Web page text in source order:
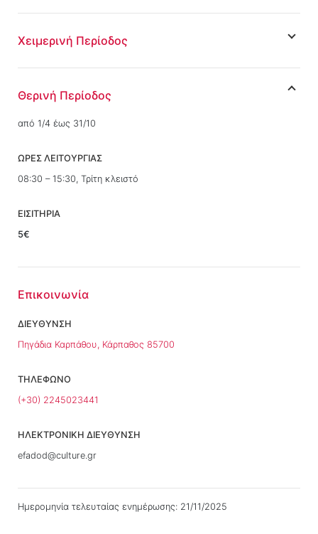
Χειμερινή Περίοδος
Θερινή Περίοδος
από 1/4 έως 31/10
ΩΡΕΣ ΛΕΙΤΟΥΡΓΙΑΣ
08:30 – 15:30, Τρίτη κλειστό
ΕΙΣΙΤΗΡΙΑ
5€
Επικοινωνία
ΔΙΕΥΘΥΝΣΗ
Πηγάδια Καρπάθου, Κάρπαθος 85700
ΤΗΛΕΦΩΝΟ
(+30) 2245023441
ΗΛΕΚΤΡΟΝΙΚΗ ΔΙΕΥΘΥΝΣΗ
efadod@culture.gr
Ημερομηνία τελευταίας ενημέρωσης: 21/11/2025